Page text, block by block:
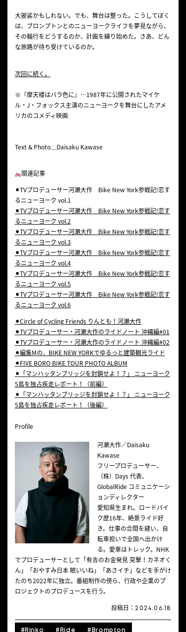
大袈裟かもしれない。でも、舞台は整った。こうしてぼく
は、ブロンプトンとのニューヨークライフを夢見ながら、
その輪行をどうするのか、計画を練り始めた。さあ、どん
な旅路が待ち受けているのか。
次回に続く。
※『摩天楼はバラ色に』…1987年に公開されたマイケ
ル・J・フォックス主演のニューヨークを舞台にしたアメ
リカのコメディ映画
Text & Photo＿Daisaku Kawase
関連記事
⚫︎TVプロデューサー河瀬大作 Bike New York参戦記!恋す
るニューヨーク vol.1
⚫︎TVプロデューサー河瀬大作 Bike New York参戦記!恋す
るニューヨーク vol.2
⚫︎TVプロデューサー河瀬大作 Bike New York参戦記!恋す
るニューヨーク vol.3
⚫︎TVプロデューサー河瀬大作 Bike New York参戦記!恋す
るニューヨーク vol.4
⚫︎TVプロデューサー河瀬大作 Bike New York参戦記!恋す
るニューヨーク vol.5
⚫︎TVプロデューサー河瀬大作 Bike New York参戦記!恋す
るニューヨーク vol.6
⚫︎Circle of Cycling Friends りんとも！河瀬大作
⚫︎TVプロデューサー・河瀬大作のライドノート 沖縄編#01
⚫︎TVプロデューサー・河瀬大作のライドノート 沖縄編#02
⚫︎編集Mの、BIKE NEW YORKでゆるっと建築観光ライド
⚫︎FIVE BORO BIKE TOUR PHOTO ALBUM
⚫︎「マンハッタンブリッジを封鎖せよ！？」 ニューヨーク
5島を独占疾走レポート！（前編）
⚫︎「マンハッタンブリッジを封鎖せよ！？」 ニューヨーク
5島を独占疾走レポート ！（後編）
Profile
河瀬大作／Daisaku
Kawase
フリープロデューサー、
（株）Days 代表、
GlobalRide コミュニケーシ
ョンディレクター
愛知県生まれ。ロードバイ
ク歴16年、絶景ライド好
き。仕事の合間を縫い、自
転車担いで全国へ出かけ
る。愛車はトレック。NHK
でプロデューサーとして「有吉のお金発見 突撃！カネオく
ん」「おやすみ日本 眠いいね」「あさイチ」などを手がけ
たのち2022年に独立。番組制作の傍ら、行政や企業のプ
ロジェクトのプロデュースを行う。
投稿日： 2024.06.18
# Rinko # Ride # Brompton